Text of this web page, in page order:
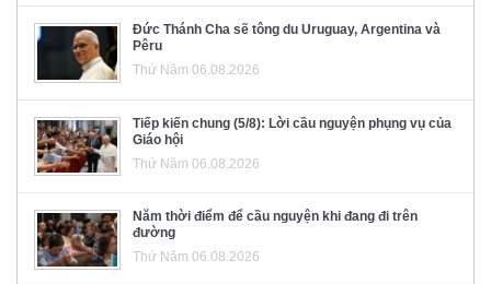
Đức Thánh Cha sẽ tông du Uruguay, Argentina và
Pêru
Thứ Năm 06.08.2026
Tiếp kiến chung (5/8): Lời cầu nguyện phụng vụ của
Giáo hội
Thứ Năm 06.08.2026
Năm thời điểm để cầu nguyện khi đang đi trên
đường
Thứ Năm 06.08.2026